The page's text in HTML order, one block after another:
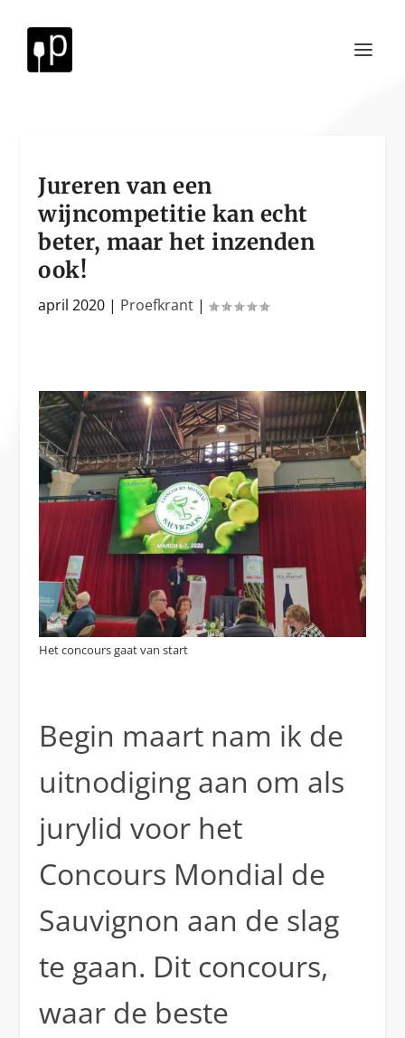
Jureren van een
wijncompetitie kan echt
beter, maar het inzenden
ook!
april 2020 | Proefkrant |
Het concours gaat van start
Begin maart nam ik de
uitnodiging aan om als
jurylid voor het
Concours Mondial de
Sauvignon aan de slag
te gaan. Dit concours,
waar de beste